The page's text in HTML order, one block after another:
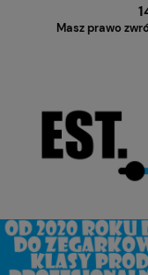
Masz prawo